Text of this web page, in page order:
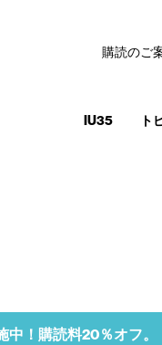
IU35 ト
購読のご
中！購読料20％オフ。